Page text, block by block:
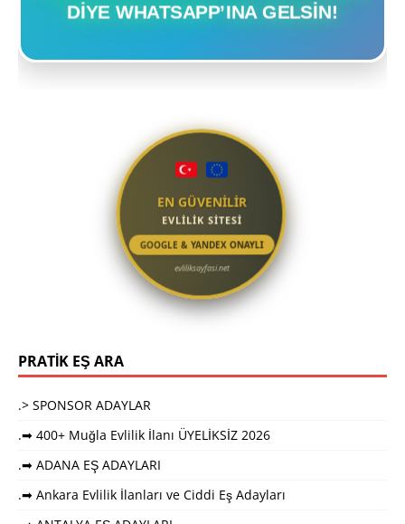
DIYE WHATSAPP’INA GELSIN!
EN GÜVENİLİR
EVLİLİK SİTESİ
GOOGLE & YANDEX ONAYLI
evliliksayfasi.net
PRATİK EŞ ARA
.> SPONSOR ADAYLAR
.➡ 400+ Muğla Evlilik İlanı ÜYELİKSİZ 2026
.➡ ADANA EŞ ADAYLARI
.➡ Ankara Evlilik İlanları ve Ciddi Eş Adayları